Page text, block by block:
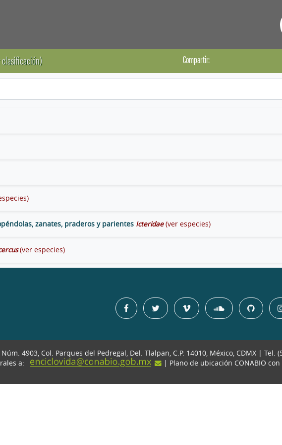
clasificación) Compartir:
zanates, praderos y parientes Icteridae (ver especies)
(ver especies)
4903, Col. Parques del Pedregal, Del. Tlalpan, C.P. 14010, México, CDMX | Tel.
a:
| Plano de ubicación CONABIO con